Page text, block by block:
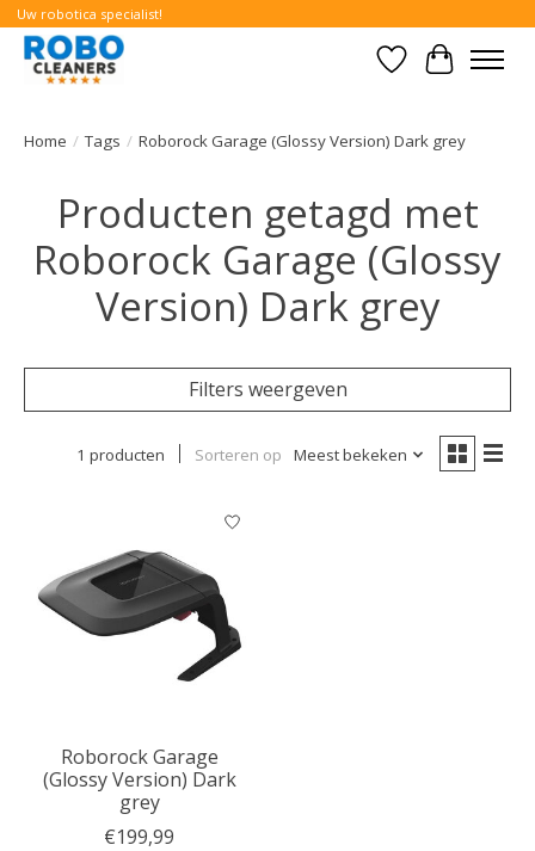
Uw robotica specialist!
Verlanglijst
Home / Tags / Roborock Garage (Glossy Version) Dark grey
Producten getagd met
Roborock Garage (Glossy
Version) Dark grey
Filters weergeven
1 producten Sorteren op Meest bekeken
Roborock Garage
(Glossy Version) Dark
grey
€199,99